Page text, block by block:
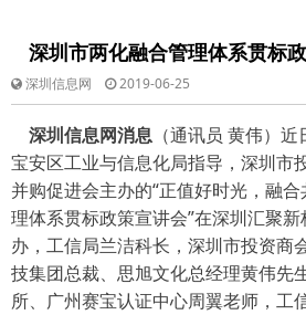
深圳市两化融合管理体系贯标
深圳信息网 2019-06-25
深圳信息网消息 （通讯员 黄伟）
宝安区工业与信息化局指导，深圳市
并购促进会主办的“正值好时光，融
理体系贯标政策宣讲会”在深圳汇聚
办，工信局兰洁科长，深圳市投资商
技集团总裁、思旭文化总经理黄伟先
所、广州赛宝认证中心周翼老师，工